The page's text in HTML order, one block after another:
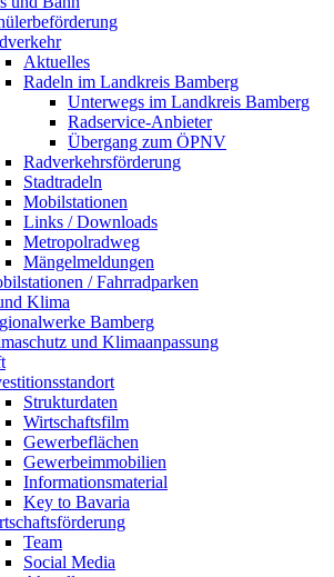
Aktuelles
Radeln im Landkreis Bamberg
Unterwegs im Landkreis Bamberg
Radservice-Anbieter
Übergang zum ÖPNV
Radverkehrsförderung
Stadtradeln
Mobilstationen
Links / Downloads
Metropolradweg
Mängelmeldungen
/ Fahrradparken
Klima
Bamberg
und Klimaanpassung
Strukturdaten
Wirtschaftsfilm
Gewerbeflächen
Gewerbeimmobilien
Informationsmaterial
Key to Bavaria
Team
Social Media